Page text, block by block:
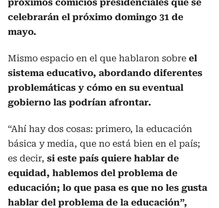
próximos comicios presidenciales que se
celebrarán el próximo domingo 31 de
mayo.
Mismo espacio en el que hablaron sobre el
sistema educativo, abordando diferentes
problemáticas y cómo en su eventual
gobierno las podrían afrontar.
“Ahí hay dos cosas: primero, la educación
básica y media, que no está bien en el país;
es decir, si este país quiere hablar de
equidad, hablemos del problema de
educación; lo que pasa es que no les gusta
hablar del problema de la educación”,